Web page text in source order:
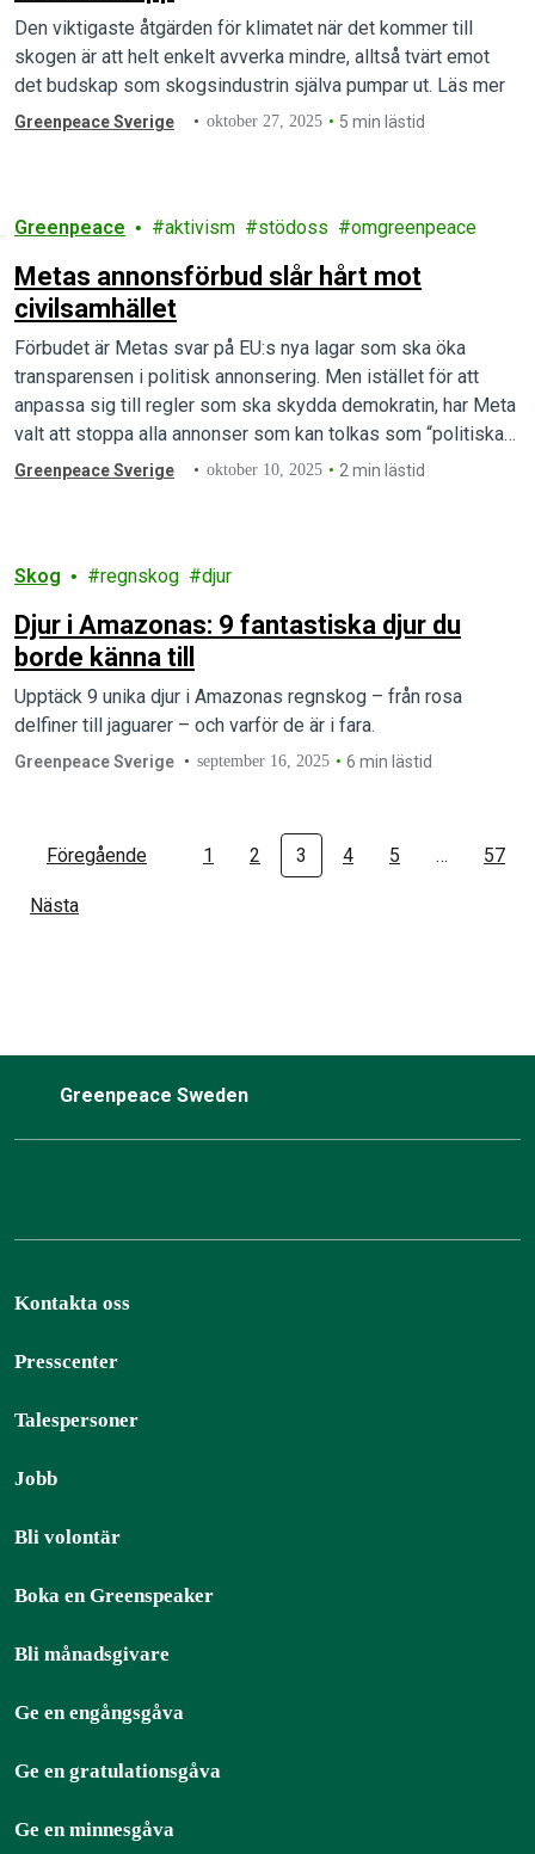
Den viktigaste åtgärden för klimatet när det kommer till
skogen är att helt enkelt avverka mindre, alltså tvärt emot
det budskap som skogsindustrin själva pumpar ut. Läs mer
Greenpeace Sverige oktober 27, 2025 5 min lästid
Greenpeace aktivism stödoss omgreenpeace
Metas annonsförbud slår hårt mot
civilsamhället
Förbudet är Metas svar på EU:s nya lagar som ska öka
transparensen i politisk annonsering. Men istället för att
anpassa sig till regler som ska skydda demokratin, har Meta
valt att stoppa alla annonser som kan tolkas som “politiska”
– även från organisationer som arbetar för grundläggande
Greenpeace Sverige oktober 10, 2025 2 min lästid
Skog regnskog djur
Djur i Amazonas: 9 fantastiska djur du
borde känna till
Upptäck 9 unika djur i Amazonas regnskog – från rosa
delfiner till jaguarer – och varför de är i fara.
Greenpeace Sverige september 16, 2025 6 min lästid
Föregående 1 2 3 4 5 … 57
Nästa
Greenpeace Sweden
Kontakta oss
Presscenter
Talespersoner
Jobb
Bli volontär
Boka en Greenspeaker
Bli månadsgivare
Ge en engångsgåva
Ge en gratulationsgåva
Ge en minnesgåva